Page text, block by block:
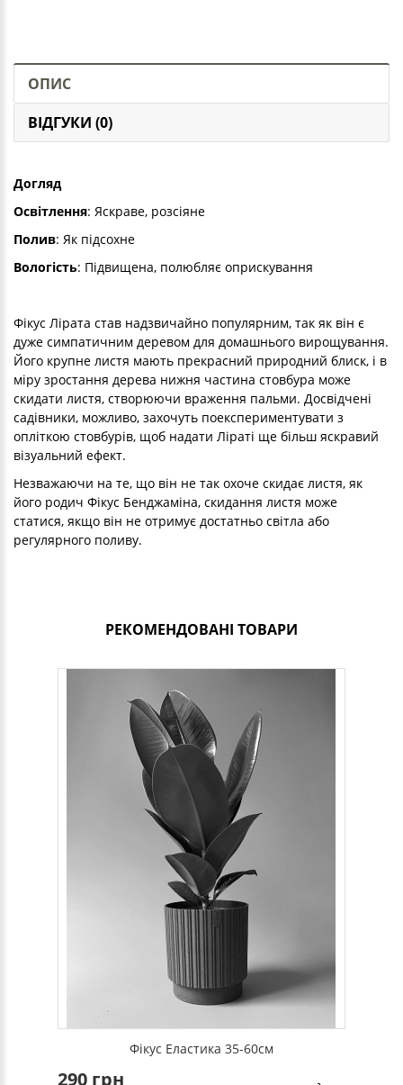
ОПИС
ВІДГУКИ (0)
Догляд
Освітлення: Яскраве, розсіяне
Полив: Як підсохне
Вологість: Підвищена, полюбляє оприскування
Фікус Лірата став надзвичайно популярним, так як він є
дуже симпатичним деревом для домашнього вирощування.
Його крупне листя мають прекрасний природний блиск, і в
міру зростання дерева нижня частина стовбура може
скидати листя, створюючи враження пальми. Досвідчені
садівники, можливо, захочуть поекспериментувати з
опліткою стовбурів, щоб надати Ліраті ще більш яскравий
візуальний ефект.
Незважаючи на те, що він не так охоче скидає листя, як
його родич Фікус Бенджаміна, скидання листя може
статися, якщо він не отримує достатньо світла або
регулярного поливу.
РЕКОМЕНДОВАНІ ТОВАРИ
Фікус Еластика 35-60см
290 грн